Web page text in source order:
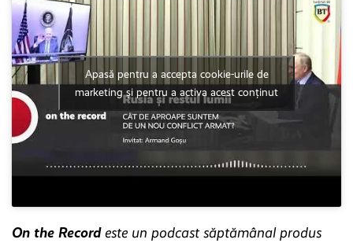
Apasă pentru a accepta cookie-urile de
marketing și pentru a activa acest conținut
On the Recordeste un podcast săptămânal produs